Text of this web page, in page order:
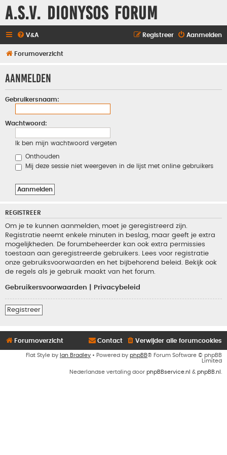
A.S.V. Dionysos Forum
V&A Aanmelden
Registreer
Forumoverzicht
Aanmelden
Gebruikersnaam:
Wachtwoord:
Ik ben mijn wachtwoord vergeten
Onthouden
Mij deze sessie niet weergeven in de lijst met online gebruikers
REGISTREER
Om je te kunnen aanmelden, moet je geregistreerd zijn.
Registratie neemt enkele minuten in beslag, maar geeft je extra
mogelijkheden. De forumbeheerder kan ook extra permissies
toestaan aan geregistreerde gebruikers. Lees voor registratie
onze gebruiksvoorwaarden en het bijbehorend beleid. Bekijk ook
de regels als je gebruik maakt van het forum.
Gebruikersvoorwaarden Privacybeleid
Registreer
Forumoverzicht Verwijder alle forumcookies
Contact
Flat Style by Ian Bradley • Powered by phpBB® Forum Software © phpBB
Limited
Nederlandse vertaling door phpBBservice.nl & phpBB.nl .